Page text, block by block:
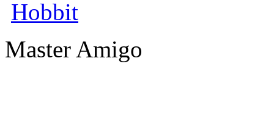
Hobbit
Master Amigo